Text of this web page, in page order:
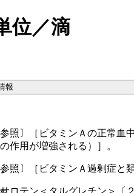
〕［ビタミンＡの正常血
作用が増強される）］。
〕［ビタミンＡ過剰症と
テン＜タルグレチン＞〔
位／滴
報